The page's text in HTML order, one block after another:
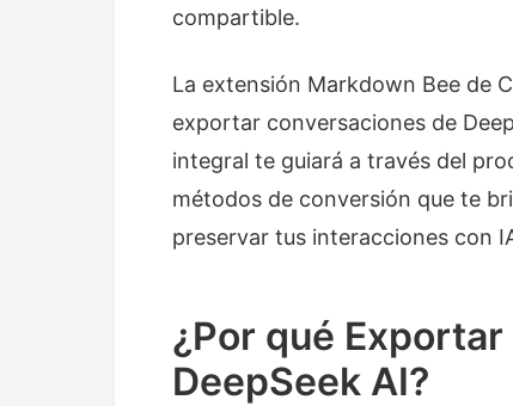
compartible.
La extensión Markdown Bee de
exportar conversaciones de
integral te guiará a través del
métodos de conversión que te
preservar tus interacciones con
¿Por qué
DeepSeek AI?